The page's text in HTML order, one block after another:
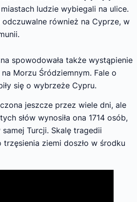
ludzie wybiegali na ulice.
odczuwalne również na Cyprze, w
spowodowała także wystąpienie
Morzu Śródziemnym. Fale o
się o wybrzeże Cypru.
jeszcze przez wiele dni, ale
słów wynosiła ona 1714 osób,
Turcji. Skalę tragedii
ziemi doszło w środku